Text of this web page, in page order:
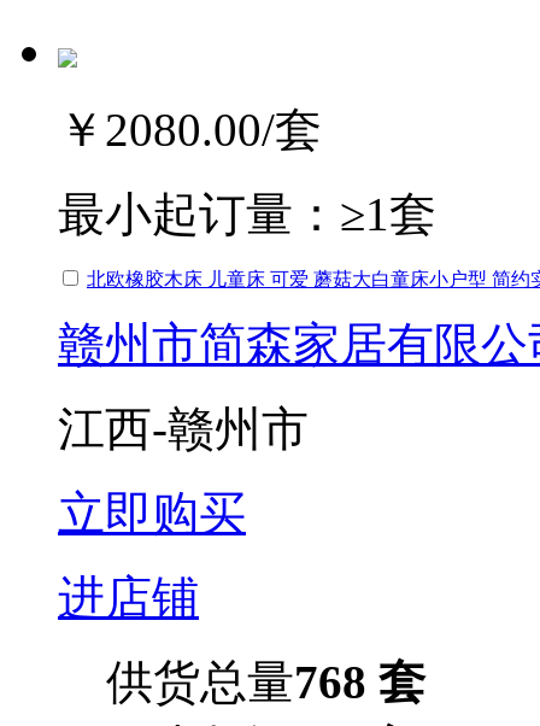
￥2080.00/套
最小起订量： ≥1套
北欧橡胶木床 儿童床 可爱 蘑菇大白童床小户型 简约
赣州市简森家居有限公
江西-赣州市
立即购买
进店铺
供货总量768 套